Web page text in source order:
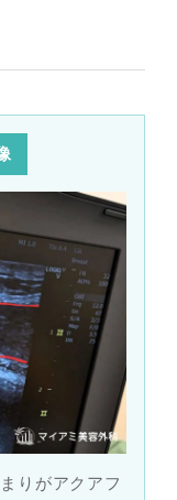
りがアクアフ